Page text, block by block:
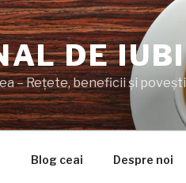
DE
– Rețete, beneficii şi poveşti
Blog ceai Despre noi